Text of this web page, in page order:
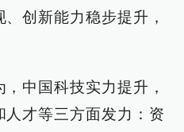
创新能力稳步提升，
中国科技实力提升，
才等三方面发力：资